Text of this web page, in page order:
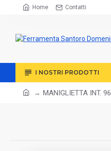
Home Contatti
I NOSTRI PRODOTTI
MANIGLIETTA INT. 96